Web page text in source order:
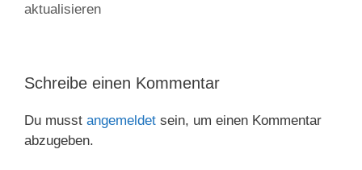
aktualisieren
Schreibe einen Kommentar
Du musst angemeldet sein, um einen Kommentar
abzugeben.